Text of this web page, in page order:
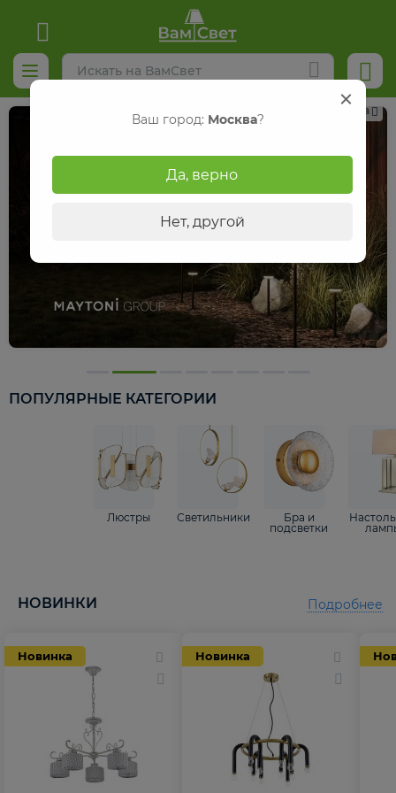
Реклама
ПОПУЛЯРНЫЕ КАТЕГОРИИ
Люстры Светильники
Бра и
подсветки
НОВИНКИ
Новинка Новинка
Подробнее
Ваш город: Москва?
Да, верно
Нет, другой